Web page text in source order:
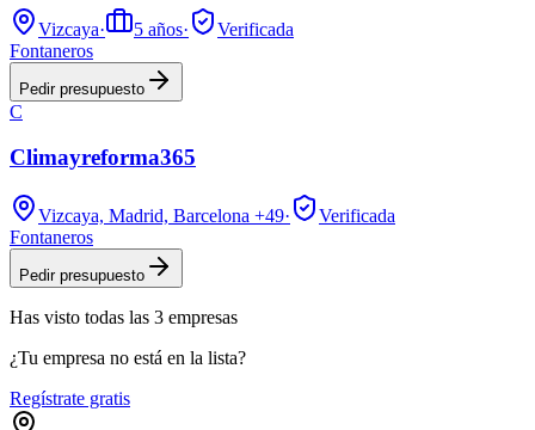
Vizcaya· 5 años·
Verificada
Fontaneros
Pedir presupuesto
C
Climayreforma365
Vizcaya, Madrid, Barcelona +49·
Verificada
Fontaneros
Pedir presupuesto
Has visto todas las 3 empresas
¿Tu empresa no está en la lista?
Regístrate gratis